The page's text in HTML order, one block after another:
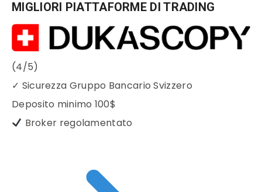
MIGLIORI PIATTAFORME DI TRADING
(4/5)
✓ Sicurezza Gruppo Bancario Svizzero
Deposito minimo 100$
Broker regolamentato